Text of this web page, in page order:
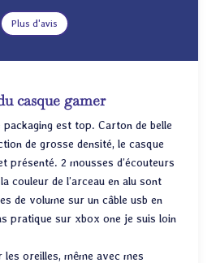
Plus d'avis
casque gamer
packaging est top. Carton de belle
de grosse densité, le casque
présenté. 2 mousses d’écouteurs
couleur de l’arceau en alu sont
de volume sur un câble usb en
pratique sur xbox one je suis loin
oreilles, même avec mes